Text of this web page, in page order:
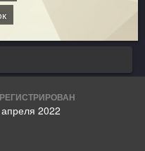
2022